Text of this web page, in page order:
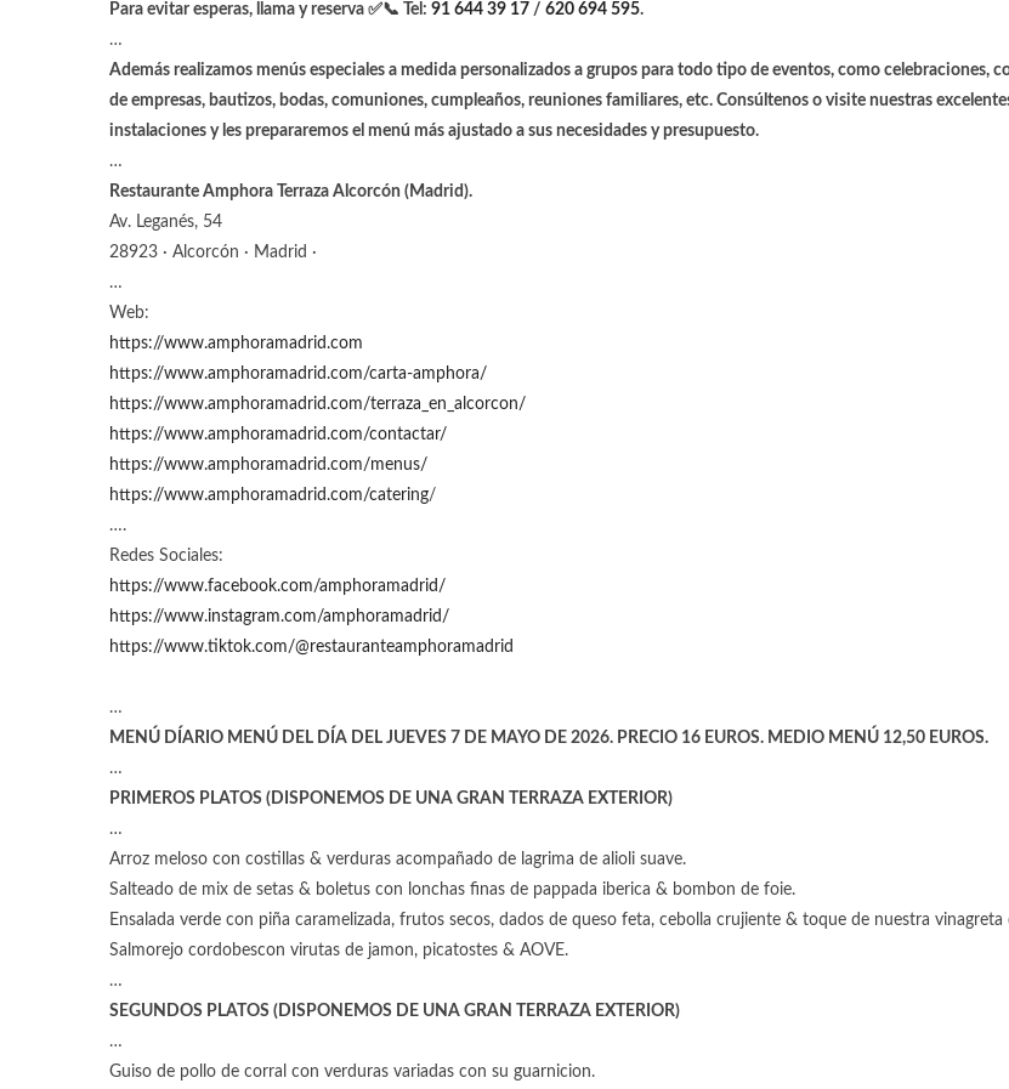
Para evitar esperas, llama y reserva ✅📞 Tel: 91 644 39 17 / 620 694 595.
…
Además realizamos menús especiales a medida personalizados a grupos para todo tipo de eventos, como celebraciones,
de empresas, bautizos, bodas, comuniones, cumpleaños, reuniones familiares, etc. Consúltenos o visite nuestras
instalaciones y les prepararemos el menú más ajustado a sus necesidades y presupuesto.
…
Restaurante Amphora Terraza Alcorcón (Madrid).
Av. Leganés, 54
28923 · Alcorcón · Madrid ·
…
Web:
https://www.amphoramadrid.com
https://www.amphoramadrid.com/carta-amphora/
https://www.amphoramadrid.com/terraza_en_alcorcon/
https://www.amphoramadrid.com/contactar/
https://www.amphoramadrid.com/menus/
https://www.amphoramadrid.com/catering/
….
Redes Sociales:
https://www.facebook.com/amphoramadrid/
https://www.instagram.com/amphoramadrid/
https://www.tiktok.com/@restauranteamphoramadrid
…
MENÚ DÍARIO MENÚ DEL DÍA DEL JUEVES 7 DE MAYO DE 2026. PRECIO 16 EUROS. MEDIO MENÚ 12,50 EUROS.
…
PRIMEROS PLATOS (DISPONEMOS DE UNA GRAN TERRAZA EXTERIOR)
…
Arroz meloso con costillas & verduras acompañado de lagrima de alioli suave.
Salteado de mix de setas & boletus con lonchas finas de pappada iberica & bombon de foie.
Ensalada verde con piña caramelizada, frutos secos, dados de queso feta, cebolla crujiente & toque de nuestra vinagreta
Salmorejo cordobescon virutas de jamon, picatostes & AOVE.
…
SEGUNDOS PLATOS (DISPONEMOS DE UNA GRAN TERRAZA EXTERIOR)
…
Guiso de pollo de corral con verduras variadas con su guarnicion.